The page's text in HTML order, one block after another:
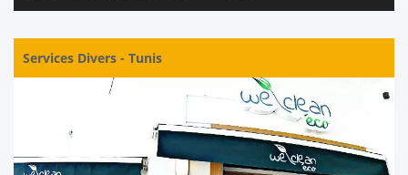
Services Divers - Tunis